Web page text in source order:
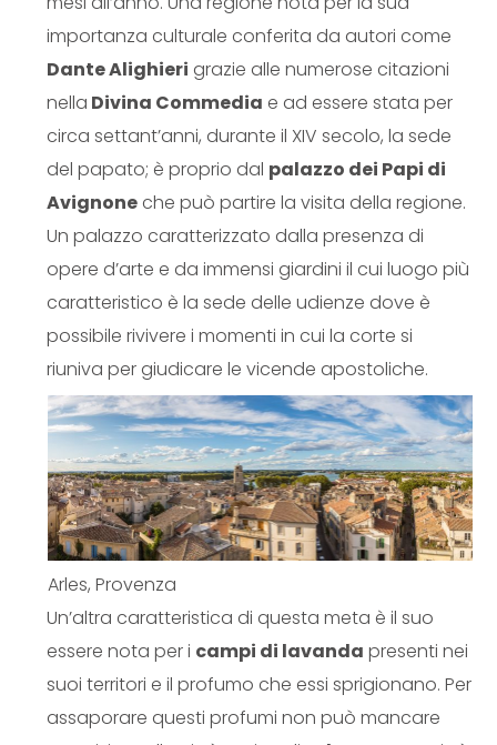
importanza culturale conferita da autori come
Dante Alighieri grazie alle numerose citazioni
nella Divina Commedia e ad essere stata per
circa settant’anni, durante il XIV secolo, la sede
del papato; è proprio dal palazzo dei Papi di
Avignone che può partire la visita della regione.
Un palazzo caratterizzato dalla presenza di
opere d’arte e da immensi giardini il cui luogo più
caratteristico è la sede delle udienze dove è
possibile rivivere i momenti in cui la corte si
riuniva per giudicare le vicende apostoliche.
Arles, Provenza
Un’altra caratteristica di questa meta è il suo
essere nota per i campi di lavanda presenti nei
suoi territori e il profumo che essi sprigionano. Per
assaporare questi profumi non può mancare